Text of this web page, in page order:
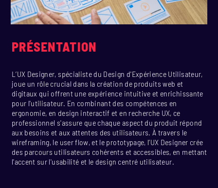
PRÉSENTATION
L’UX Designer, spécialiste du Design d'Expérience Utilisateur,
joue un rôle crucial dans la création de produits web et
digitaux qui offrent une expérience intuitive et enrichissante
pour l'utilisateur. En combinant des compétences en
ergonomie, en design interactif et en recherche UX, ce
professionnel s'assure que chaque aspect du produit répond
aux besoins et aux attentes des utilisateurs. À travers le
wireframing, le user flow, et le prototypage, l’UX Designer crée
des parcours utilisateurs cohérents et accessibles, en mettant
l'accent sur l'usabilité et le design centré utilisateur.